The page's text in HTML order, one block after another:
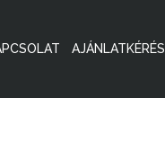
AJÁNLATKÉRÉS